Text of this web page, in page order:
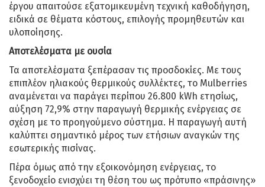
έργου απαιτούσε εξατομικευμένη τεχνική καθοδήγηση,
ειδικά σε θέματα κόστους, επιλογής προμηθευτών και
υλοποίησης.
Αποτελέσματα με ουσία
Τα αποτελέσματα ξεπέρασαν τις προσδοκίες. Με τους
επιπλέον ηλιακούς θερμικούς συλλέκτες, το Mulberries
αναμένεται να παράγει περίπου 26.800 kWh ετησίως,
αύξηση 72,9% στην παραγωγή θερμικής ενέργειας σε
σχέση με το προηγούμενο σύστημα. Η παραγωγή αυτή
καλύπτει σημαντικό μέρος των ετήσιων αναγκών της
εσωτερικής πισίνας.
Πέρα όμως από την εξοικονόμηση ενέργειας, το
ξενοδοχείο ενισχύει τη θέση του ως πρότυπο «πράσινης»